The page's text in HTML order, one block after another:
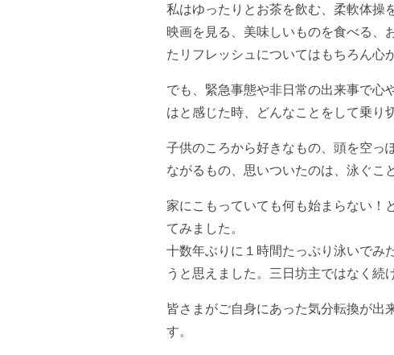
私はゆったりとお茶を飲む、柔軟体操
映画を見る、美味しいものを食べる、
たリフレッシュについてはもちろん心
でも、緊急事態や非日常の出来事で心
はと感じた時、どんなことをして乗り
子供のころから好きなもの、頭を空っ
ながるもの、思いついたのは、泳ぐこ
家にこもっていても何も始まらない！
てみました。
十数年ぶりに１時間たっぷり泳いでみ
うと思えました。三日坊主ではなく続
皆さまがご自身にあった気分転換が出
す。